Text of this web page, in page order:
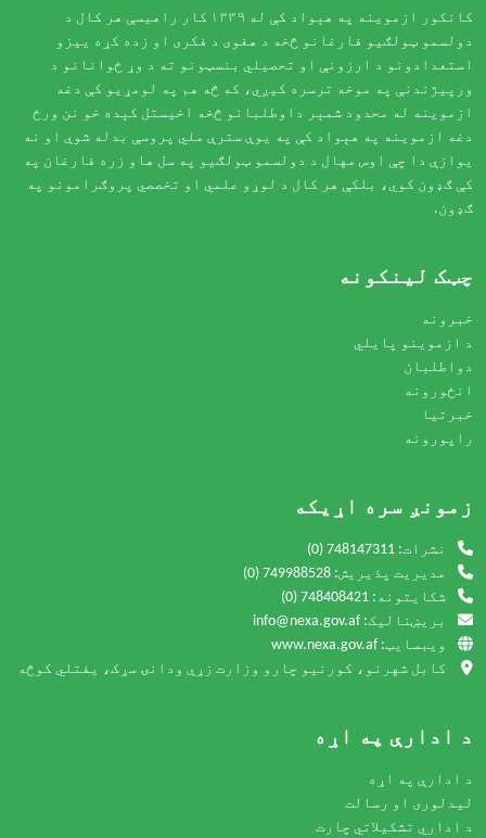
کانکور ازموینه په هېواد کې له ۱۳۳۹ کار راهیسې هر کال د
دولسمو ټولګیو فارغانو څخه د هغوی د فکری او زده کړه ییزو
استعدادونو د ارزونې او تحصیلي بنسټونو ته د وړ ځوانانو د
ورپیژندنې په موخه ترسره کیږي، که څه هم په لومړیو کې دغه
ازموینه له محدود شمېر داوطلبانو څخه اخیستل کېده خو نن ورځ
دغه ازموینه په هېواد کې په یوې سترې ملي پروسې بدله شوې او نه
یوازې دا چې اوس مهال د دولسمو ټولګیو په سل هاو زره فارغان په
کې ګډون کوي، بلکې هر کال د لوړو علمي او تخصصي پروګرامونو په
ګډون.
چټک لینکونه
خبرونه
د ازموینو پایلي
دواطلبان
انځورونه
خبرتیا
راپورونه
زمونږ سره اړیکه
نشرات: (0) 748147311
مدیریت پذیریش: (0) 749988528
شکایتونه: (0) 748408421
بریښنالیک: info@nexa.gov.af
ویبسایټ: www.nexa.gov.af
کابل شهرنو، کورنیو چارو وزارت زړې ودانۍ سړک، یفتلي کوڅه
د ادارې په اړه
د ادارې په اړه
لیدلوری او رسالت
د اداري تشکیلاتي چارت